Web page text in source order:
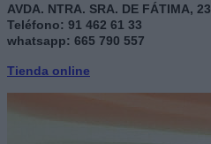
AVDA. NTRA. SRA. DE FÁTIMA, 23
Teléfono: 91 462 61 33
whatsapp: 665 790 557
Tienda online